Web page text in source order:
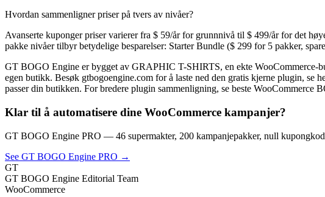
Hvordan sammenligner priser på tvers av nivåer?
Avanserte kuponger priser varierer fra $ 59/år for grunnnivå til $ 499/år for det
pakke nivåer tilbyr betydelige besparelser: Starter Bundle ($ 299 for 5 pakker,
GT BOGO Engine er bygget av GRAPHIC T-SHIRTS, en ekte WooCommerce-
egen butikk. Besøk gtbogoengine.com for å laste ned den gratis kjerne plugin, se
passer din butikken. For bredere plugin sammenligning, se beste WooCommerce
Klar til å automatisere dine WooCommerce kampanjer?
GT BOGO Engine PRO — 46 supermakter, 200 kampanjepakker, null
See GT BOGO Engine PRO →
GT
GT BOGO Engine Editorial Team
WooCommerce